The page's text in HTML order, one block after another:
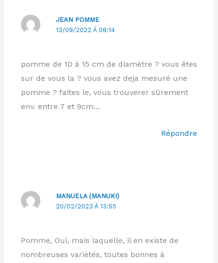
JEAN POMME
13/09/2022 À 08:14
pomme de 10 á 15 cm de diamètre ? vous êtes
sur de vous la ? vous avez deja mesuré une
pomme ? faites le, vous trouverer sûrement
env. entre 7 et 9cm…
Répondre
MANUELA (MANUKI)
20/02/2023 À 13:55
Pomme, Oui, mais laquelle, il en existe de
nombreuses variétés, toutes bonnes à